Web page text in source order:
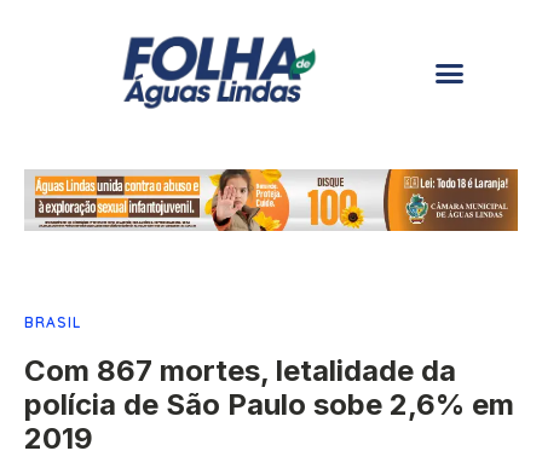
BRASIL
Com 867 mortes, letalidade da
polícia de São Paulo sobe 2,6% em
2019